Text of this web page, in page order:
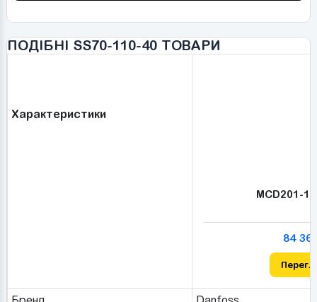
ПОДІБНІ SS70-110-40 ТОВАРИ
Характеристики
MCD201-
84